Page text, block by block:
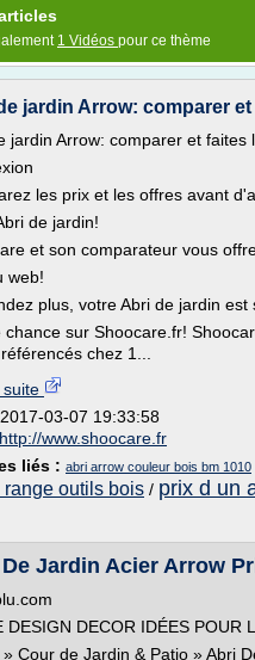
1 Vidéos pour ce thème
jardin Arrow: comparer
jardin Arrow: comparer et faites
les prix et les offres avant
de jardin!
et son comparateur vous
web!
plus, votre Abri de jardin est
chance sur Shoocare.fr!
chez 1...
suite
2017-03-07 19:33:58
http://www.shoocare.fr
liés : abri arrow couleur bois bm 1010
range outils bois / prix d un
Jardin Acier Arrow
DESIGN DECOR IDÉES POUR
» Cour de Jardin & Patio » Abri